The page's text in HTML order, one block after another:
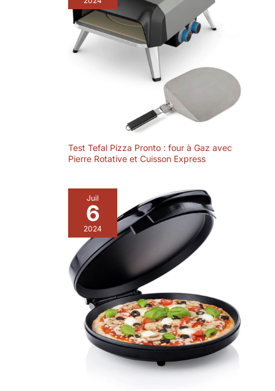
Test Tefal Pizza Pronto : four à Gaz avec
Pierre Rotative et Cuisson Express
Juil
6
2024